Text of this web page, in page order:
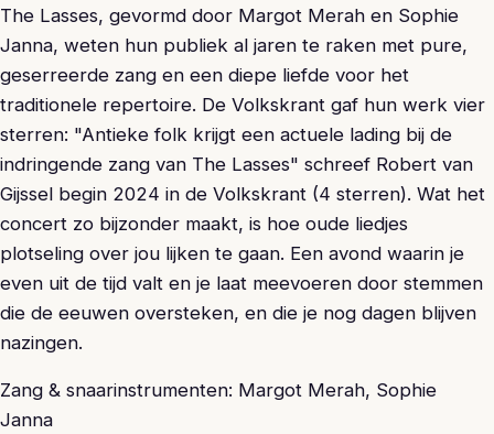
The Lasses, gevormd door Margot Merah en Sophie
Janna, weten hun publiek al jaren te raken met pure,
geserreerde zang en een diepe liefde voor het
traditionele repertoire. De Volkskrant gaf hun werk vier
sterren: "Antieke folk krijgt een actuele lading bij de
indringende zang van The Lasses" schreef Robert van
Gijssel begin 2024 in de Volkskrant (4 sterren). Wat het
concert zo bijzonder maakt, is hoe oude liedjes
plotseling over jou lijken te gaan. Een avond waarin je
even uit de tijd valt en je laat meevoeren door stemmen
die de eeuwen oversteken, en die je nog dagen blijven
nazingen.
Zang & snaarinstrumenten: Margot Merah, Sophie
Janna